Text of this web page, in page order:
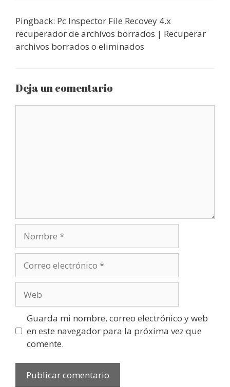
Pingback: Pc Inspector File Recovey 4.x
recuperador de archivos borrados | Recuperar
archivos borrados o eliminados
Deja un comentario
electrónico
Guarda mi nombre, correo electrónico y web
en este navegador para la próxima vez que
comente.